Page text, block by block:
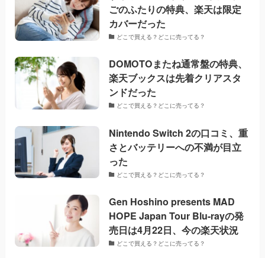
ごのふたりの特典、楽天は限定
カバーだった
どこで買える？どこに売ってる？
DOMOTOまたね通常盤の特典、
楽天ブックスは先着クリアスタ
ンドだった
どこで買える？どこに売ってる？
Nintendo Switch 2の口コミ、重
さとバッテリーへの不満が目立
った
どこで買える？どこに売ってる？
Gen Hoshino presents MAD
HOPE Japan Tour Blu-rayの発
売日は4月22日、今の楽天状況
どこで買える？どこに売ってる？